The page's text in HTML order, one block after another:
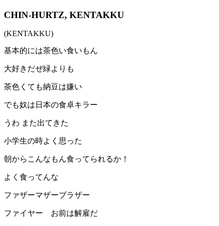
CHIN-HURTZ, KENTAKKU
(KENTAKKU)
基本的には茶色い食いもん
大好きだぜ緑よりも
茶色くても納豆は嫌い
でも奴は日本の食卓キラー
うわ また出てきた
小学生の時よく思った
朝からこんなもん食ってられるか！
よく食ってんな
ファザーマザーブラザー
ファイヤー お前は解雇だ